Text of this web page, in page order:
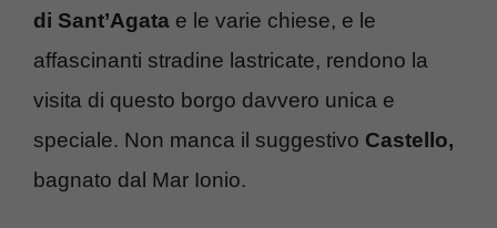
di Sant’Agata e le varie chiese, e le
affascinanti stradine lastricate, rendono la
visita di questo borgo davvero unica e
speciale. Non manca il suggestivo Castello,
bagnato dal Mar Ionio.